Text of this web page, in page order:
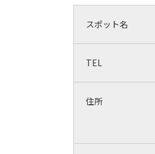
スポット名
TEL
住所